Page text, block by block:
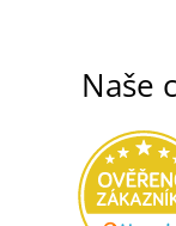
Naše